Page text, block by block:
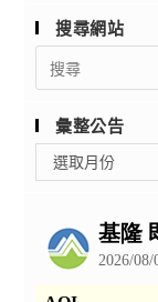
搜尋網站
Search
for:
彙整公告
整
選取月份